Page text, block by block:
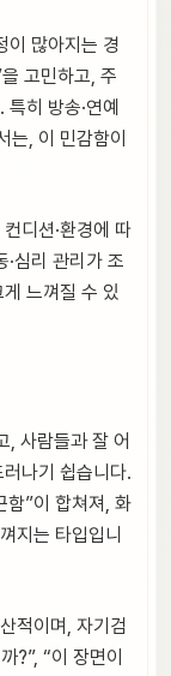
이 많아지는 경
고민하고, 주
히 방송·연예
는, 이 민감함이
디션·환경에 따
·심리 관리가 조
느껴질 수 있
, 사람들과 잘 어
나기 쉽습니다.
함”이 합쳐져, 화
지는 타입입니
적이며, 자기검
?”, “이 장면이